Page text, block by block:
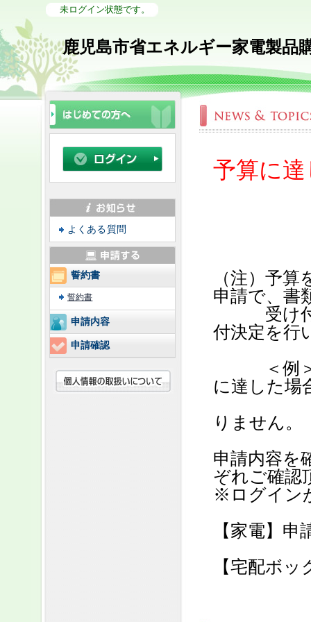
未ログイン状態です。
鹿児島市省エネルギー家電製品
よくある質問
誓約書
誓約書
申請内容
申請確認
予算に
（注）予
申請で、書
受け付け
付決定を行
＜例＞令
に達した場
りません。
申請内容を
ぞれご確認
※ログイン
【家電】
【宅配ボ